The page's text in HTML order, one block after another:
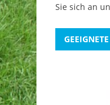
Sie sich an